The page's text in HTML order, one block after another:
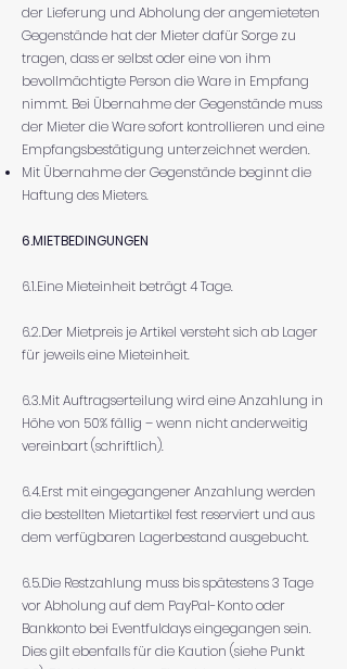
der Lieferung und Abholung der angemieteten
Gegenstände hat der Mieter dafür Sorge zu
tragen, dass er selbst oder eine von ihm
bevollmächtigte Person die Ware in Empfang
nimmt. Bei Übernahme der Gegenstände muss
der Mieter die Ware sofort kontrollieren und eine
Empfangsbestätigung unterzeichnet werden.
Mit Übernahme der Gegenstände beginnt die
Haftung des Mieters.
6.MIETBEDINGUNGEN
6.1.Eine Mieteinheit beträgt 4 Tage.
6.2.Der Mietpreis je Artikel versteht sich ab Lager
für jeweils eine Mieteinheit.
6.3.Mit Auftragserteilung wird eine Anzahlung in
Höhe von 50% fällig – wenn nicht anderweitig
vereinbart (schriftlich).
6.4.Erst mit eingegangener Anzahlung werden
die bestellten Mietartikel fest reserviert und aus
dem verfügbaren Lagerbestand ausgebucht.
6.5.Die Restzahlung muss bis spätestens 3 Tage
vor Abholung auf dem PayPal-Konto oder
Bankkonto bei Eventfuldays eingegangen sein.
Dies gilt ebenfalls für die Kaution (siehe Punkt